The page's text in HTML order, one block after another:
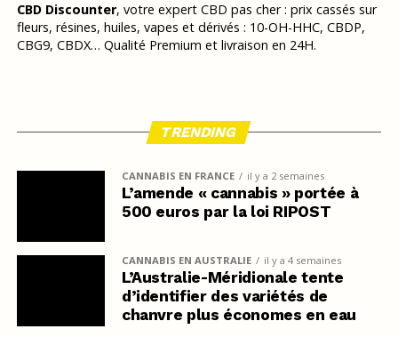
CBD Discounter, votre expert CBD pas cher : prix cassés sur
fleurs, résines, huiles, vapes et dérivés : 10-OH-HHC, CBDP,
CBG9, CBDX… Qualité Premium et livraison en 24H.
TRENDING
CANNABIS EN FRANCE il y a 2 semaines
L’amende « cannabis » portée à
500 euros par la loi RIPOST
CANNABIS EN AUSTRALIE il y a 4 semaines
L’Australie-Méridionale tente
d’identifier des variétés de
chanvre plus économes en eau